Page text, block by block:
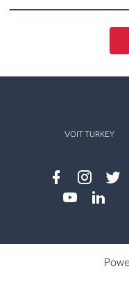
VOIT TURKEY
Facebook